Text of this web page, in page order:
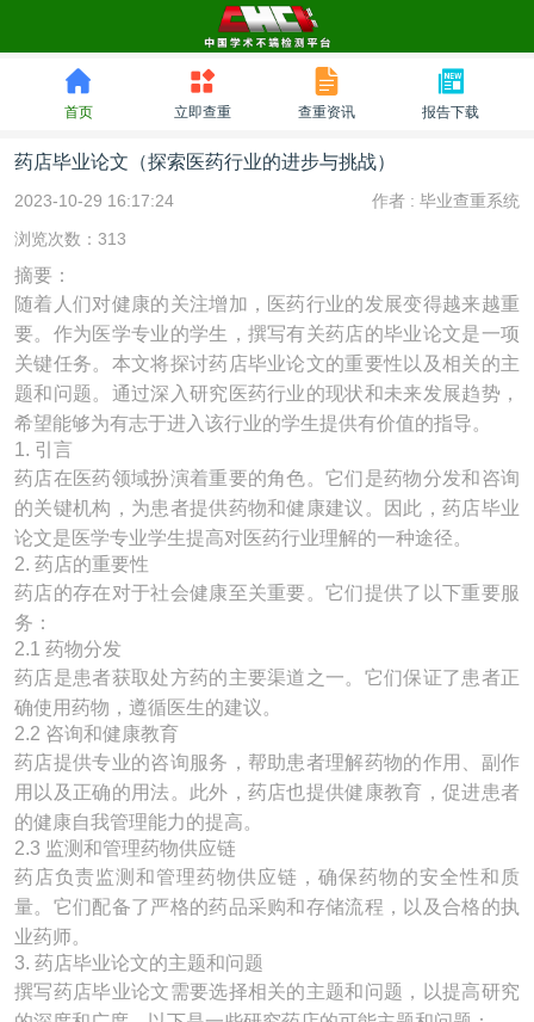
首页 立即查重 查重资讯 报告下载
药店毕业论文（探索医药行业的进步与挑战）
2023-10-29 16:17:24 作者 : 毕业查重系统
浏览次数：313
摘要：
随着人们对健康的关注增加，医药行业的发展变得越来越重
要。作为医学专业的学生，撰写有关药店的毕业论文是一项
关键任务。本文将探讨药店毕业论文的重要性以及相关的主
题和问题。通过深入研究医药行业的现状和未来发展趋势，
希望能够为有志于进入该行业的学生提供有价值的指导。
1. 引言
药店在医药领域扮演着重要的角色。它们是药物分发和咨询
的关键机构，为患者提供药物和健康建议。因此，药店毕业
论文是医学专业学生提高对医药行业理解的一种途径。
2. 药店的重要性
药店的存在对于社会健康至关重要。它们提供了以下重要服
务：
2.1 药物分发
药店是患者获取处方药的主要渠道之一。它们保证了患者正
确使用药物，遵循医生的建议。
2.2 咨询和健康教育
药店提供专业的咨询服务，帮助患者理解药物的作用、副作
用以及正确的用法。此外，药店也提供健康教育，促进患者
的健康自我管理能力的提高。
2.3 监测和管理药物供应链
药店负责监测和管理药物供应链，确保药物的安全性和质
量。它们配备了严格的药品采购和存储流程，以及合格的执
业药师。
3. 药店毕业论文的主题和问题
撰写药店毕业论文需要选择相关的主题和问题，以提高研究